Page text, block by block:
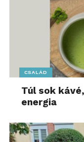
CSALÁD
Túl sok
energia